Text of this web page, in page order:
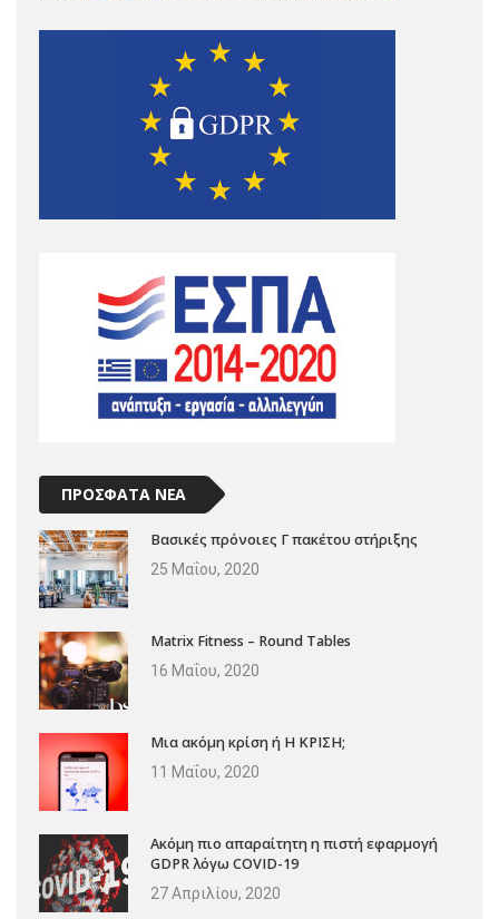
ΠΡΟΣΦΑΤΑ ΝΕΑ
Βασικές πρόνοιες Γ πακέτου στήριξης
25 Μαΐου, 2020
Matrix Fitness – Round Tables
16 Μαΐου, 2020
Μια ακόμη κρίση ή Η ΚΡΙΣΗ;
11 Μαΐου, 2020
Ακόμη πιο απαραίτητη η πιστή εφαρμογή
GDPR λόγω COVID-19
27 Απριλίου, 2020